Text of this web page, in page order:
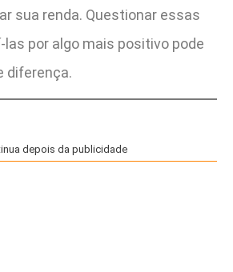
sua renda. Questionar essas
por algo mais positivo pode
diferença.
depois da publicidade